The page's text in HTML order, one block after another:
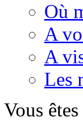
Où
A
A
Les
Vous